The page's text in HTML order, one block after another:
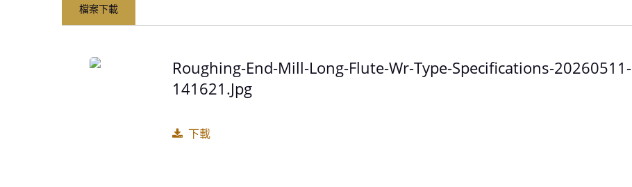
檔案下載
Roughing-End-Mill-Long-Flute-Wr-Type-Specifications-20260511-
141621.jpg
下載